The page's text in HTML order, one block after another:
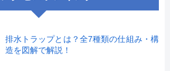
排水トラップとは？全7種類の仕組み・構
造を図解で解説！